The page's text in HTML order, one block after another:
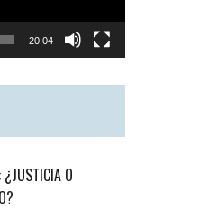
20:04
¿JUSTICIA O